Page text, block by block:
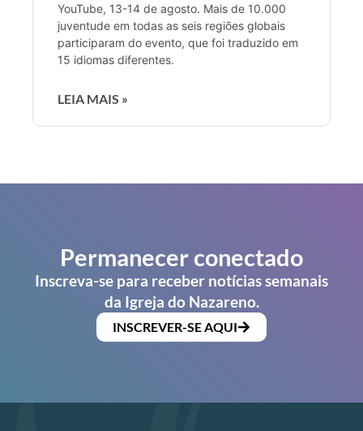
YouTube, 13-14 de agosto. Mais de 10.000
juventude em todas as seis regiões globais
participaram do evento, que foi traduzido em
15 idiomas diferentes.
LEIA MAIS »
Permanecer conectado
Inscreva-se para receber notícias semanais
da Igreja do Nazareno.
INSCREVER-SE AQUI